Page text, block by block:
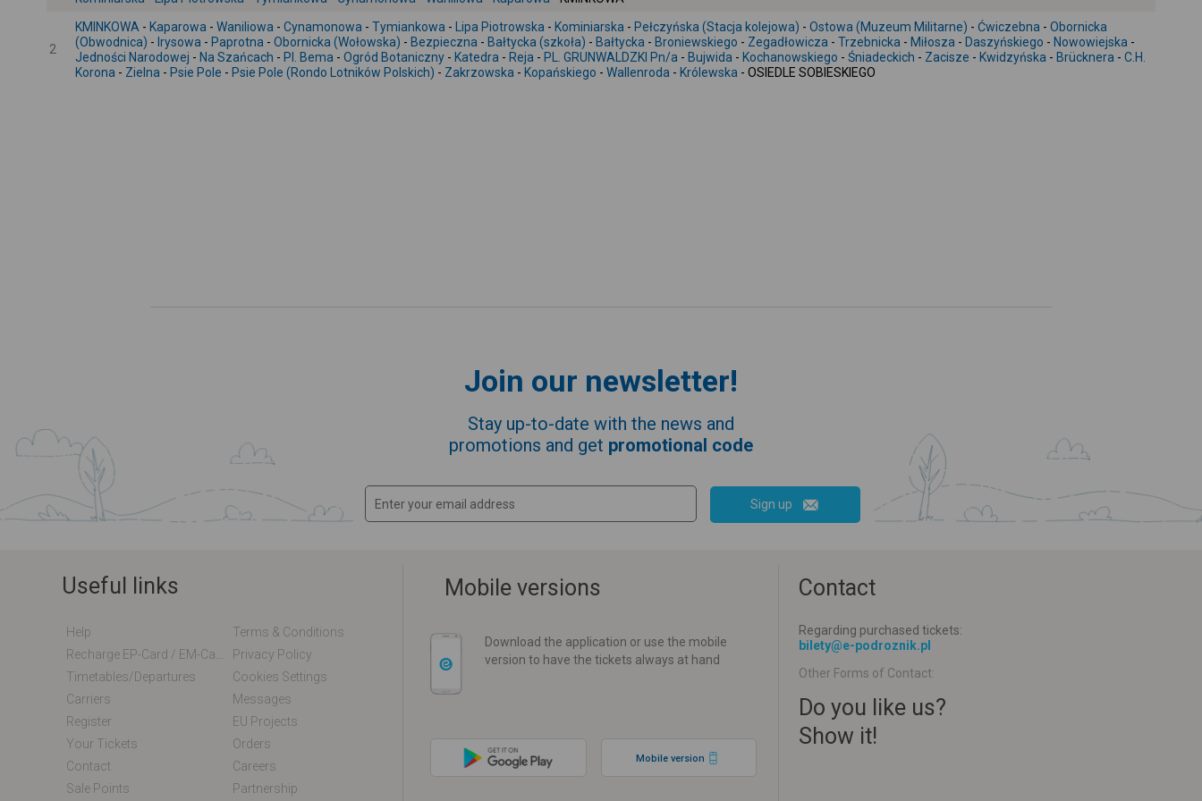
2
KMINKOWA - Kaparowa - Waniliowa - Cynamonowa - Tymiankowa - Lipa Piotrowska - Kominiarska - Pełczyńska (Stacja kolejowa) - Ostowa (Muzeum Militarne) - Ćwiczebna - Obornicka
(Obwodnica) - Irysowa - Paprotna - Obornicka (Wołowska) - Bezpieczna - Bałtycka (szkoła) - Bałtycka - Broniewskiego - Zegadłowicza - Trzebnicka - Miłosza - Daszyńskiego - Nowowiejska -
Jedności Narodowej - Na Szańcach - Pl. Bema - Ogród Botaniczny - Katedra - Reja - PL. GRUNWALDZKI Pn/a - Bujwida - Kochanowskiego - Śniadeckich - Zacisze - Kwidzyńska - Brücknera - C.H.
Korona - Zielna - Psie Pole - Psie Pole (Rondo Lotników Polskich) - Zakrzowska - Kopańskiego - Wallenroda - Królewska - OSIEDLE SOBIESKIEGO
Join our newsletter!
Stay up-to-date with the news and
promotions and get promotional code
Sign up
Useful links
Help
Terms & Conditions
Privacy Policy
Timetables/departures
Cookies Settings
Carriers
Messages
Register
EU Projects
Your Tickets
Orders
Contact
Careers
Sale Points
Partnership
Mobile versions
Download the application or use the mobile
version to have the tickets always at hand
Mobile version
Contact
Regarding purchased tickets:
bilety@e-podroznik.pl
Other Forms of Contact:
Do you like us?
Show it!